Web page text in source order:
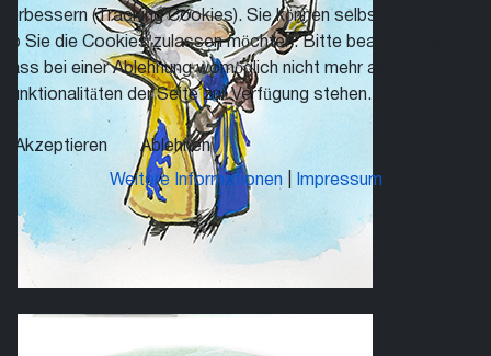
verbessern (Tracking Cookies). Sie können selbst entscheiden,
ob Sie die Cookies zulassen möchten. Bitte beachten Sie,
dass bei einer Ablehnung womöglich nicht mehr alle
Funktionalitäten der Seite zur Verfügung stehen.
Akzeptieren Ablehnen
Weitere Informationen Impressum